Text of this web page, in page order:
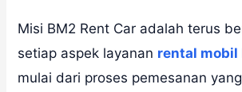
Misi BM2 Rent Car adalah terus
setiap aspek layanan rental mobil
mulai dari proses pemesanan